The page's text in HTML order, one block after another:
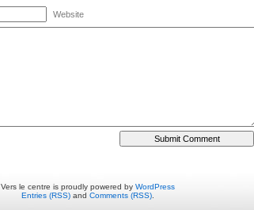
Website
Vers le centre is proudly powered by WordPress
Entries (RSS) and Comments (RSS).